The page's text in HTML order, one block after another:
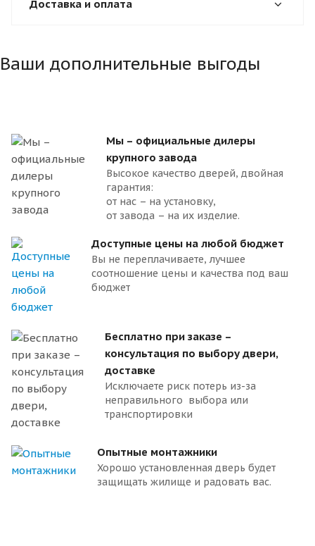
Доставка и оплата
Ваши дополнительные выгоды
Мы – официальные дилеры
крупного завода
Высокое качество дверей, двойная
гарантия:
от нас – на установку,
от завода – на их изделие.
Доступные цены на любой бюджет
Вы не переплачиваете, лучшее
соотношение цены и качества под ваш
бюджет
Бесплатно при заказе –
консультация по выбору двери,
доставке
Исключаете риск потерь из-за
неправильного выбора или
транспортировки
Опытные монтажники
Хорошо установленная дверь будет
защищать жилище и радовать вас.